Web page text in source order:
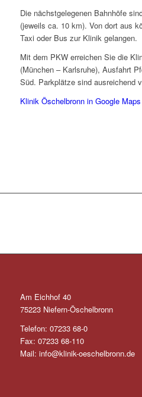
Die nächstgelegenen Bahnhöfe
(jeweils ca. 10 km). Von dort aus
Taxi oder Bus zur Klinik gelangen.
Mit dem PKW erreichen Sie die
(München – Karlsruhe), Ausfahrt
Süd. Parkplätze sind ausreichend
Klinik Öschelbronn in Google
Am Eichhof 40
75223 Niefern-Öschelbronn
Telefon: 07233 68-0
Fax: 07233 68-110
Mail: info@klinik-oeschelbronn.de